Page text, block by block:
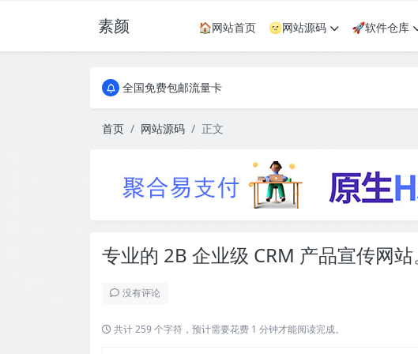
素颜 🏠网站首页 🌝网站源码 🚀软件仓库
全国免费包邮流量卡
全国免费包邮流量卡
首页
网站源码 正文
专业的 2B 企业级 CRM 产品宣传网
没有评论
共计 259 个字符，预计需要花费 1 分钟才能阅读完成。